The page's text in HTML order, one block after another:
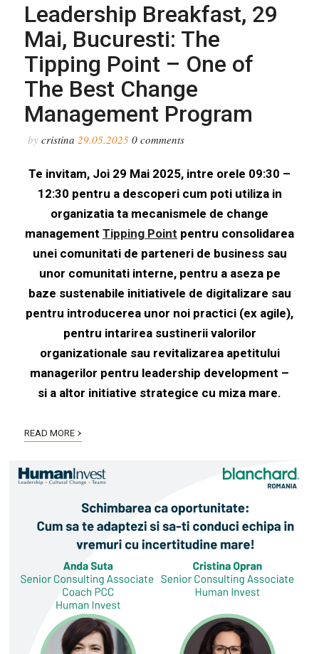
Leadership Breakfast, 29
Mai, Bucuresti: The
Tipping Point – One of
The Best Change
Management Program
bycristina29.05.2025 0comments
Te invitam, Joi 29 Mai 2025, intre orele 09:30 –
12:30 pentru a descoperi cum poti utiliza in
organizatia ta mecanismele de change
management Tipping Point pentru consolidarea
unei comunitati de parteneri de business sau
unor comunitati interne, pentru a aseza pe
baze sustenabile initiativele de digitalizare sau
pentru introducerea unor noi practici (ex agile),
pentru intarirea sustinerii valorilor
organizationale sau revitalizarea apetitului
managerilor pentru leadership development –
si a altor initiative strategice cu miza mare.
READ MORE ›